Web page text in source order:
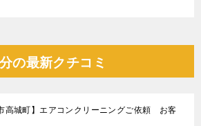
の最新クチコミ
高城町】エアコンクリーニングご依頼 お客